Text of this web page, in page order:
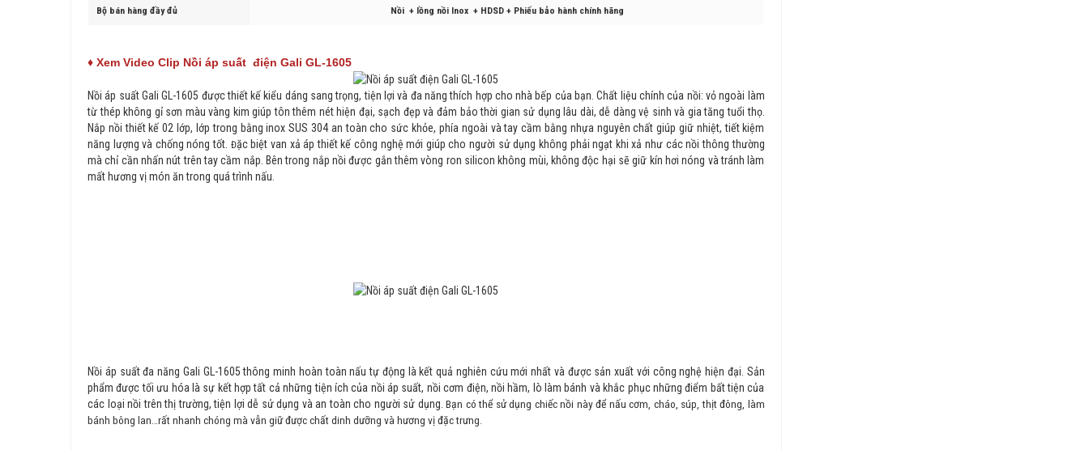
Bộ bán hàng đầy đủ Nồi + lồng nồi Inox + HDSD + Phiếu bảo hành chính hãng
♦ Xem Video Clip Nồi áp suất điện Gali GL-1605
Nồi áp suất Gali GL-1605 được thiết kế kiểu dáng sang trọng, tiện lợi và đa năng thích hợp cho nhà bếp của bạn. Chất liệu chính của nồi: vỏ ngoài làm
từ thép không gỉ sơn màu vàng kim giúp tôn thêm nét hiện đại, sạch đẹp và đảm bảo thời gian sử dụng lâu dài, dễ dàng vệ sinh và gia tăng tuổi thọ.
Nắp nồi thiết kế 02 lớp, lớp trong bằng inox SUS 304 an toàn cho sức khỏe, phía ngoài và tay cầm bằng nhựa nguyên chất giúp giữ nhiệt, tiết kiệm
năng lượng và chống nóng tốt. Đặc biệt van xả áp thiết kế công nghệ mới giúp cho người sử dụng không phải ngạt khi xả như các nồi thông thường
mà chỉ cần nhấn nút trên tay cầm nắp. Bên trong nắp nồi được gắn thêm vòng ron silicon không mùi, không độc hại sẽ giữ kín hơi nóng và tránh làm
mất hương vị món ăn trong quá trình nấu.
Nồi áp suất đa năng Gali GL-1605 thông minh hoàn toàn nấu tự động là kết quả nghiên cứu mới nhất và được sản xuất với công nghệ hiện đại. Sản
phẩm được tối ưu hóa là sự kết hợp tất cả những tiện ích của nồi áp suất, nồi cơm điện, nồi hầm, lò làm bánh và khắc phục những điểm bất tiện của
các loại nồi trên thị trường, tiện lợi dễ sử dụng và an toàn cho người sử dụng. Bạn có thể sử dụng chiếc nồi này để nấu cơm, cháo, súp, thịt đông, làm
bánh bông lan…rất nhanh chóng mà vẫn giữ được chất dinh dưỡng và hương vị đặc trưng.